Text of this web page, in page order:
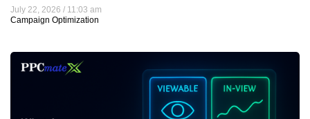
July 22, 2026
11:03 am
Campaign Optimization